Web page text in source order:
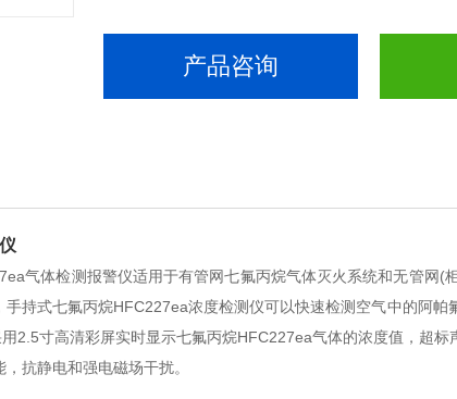
产品咨询
体检测报警仪适用于有管网七氟丙烷气体灭火系统和无管网(
持式七氟丙烷HFC227ea浓度检测仪可以快速检测空气中的阿帕
2.5寸高清彩屏实时显示七氟丙烷HFC227ea气体的浓度值，超标
抗静电和强电磁场干扰。